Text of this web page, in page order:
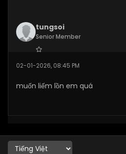
tungsoi
Senior Member
Posts:111
02-01-2026, 08:45 PM
muốn liếm lồn em quá